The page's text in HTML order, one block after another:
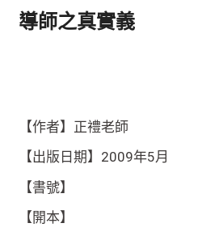
導師之真實義
【作者】正禮老師
【出版日期】2009年5月
【書號】
【開本】